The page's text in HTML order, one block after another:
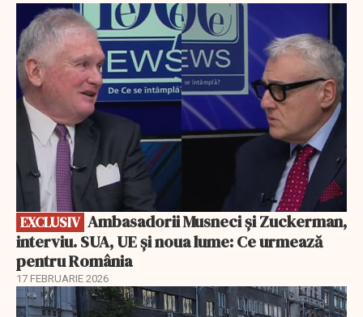
EXCLUSIV
EXCLUSIV
interviu. SUA, UE și noua lume: Ce urmează
pentru România
17 FEBRUARIE 2026